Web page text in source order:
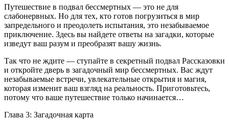
Путешествие в подвал бессмертных — это не для
слабонервных. Но для тех, кто готов погрузиться в мир
запредельного и преодолеть испытания, это незабываемое
приключение. Здесь вы найдете ответы на загадки, которые
изведут ваш разум и преобразят вашу жизнь.
Так что не ждите — ступайте в секретный подвал Рассказовки
и откройте дверь в загадочный мир бессмертных. Вас ждут
незабываемые встречи, увлекательные открытия и магия,
которая изменит ваш взгляд на реальность. Приготовьтесь,
потому что ваше путешествие только начинается…
Глава 3: Загадочная карта